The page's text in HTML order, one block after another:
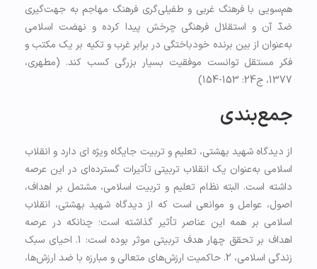
هم‌سویی با فرهنگ غربی و طفیلی‌گری فرهنگ مهاجم به جهت‌گیری
ضدّ آن و استقلال فرهنگی چرخش پیدا کرده و نهضت اسلامی
به‌عنوان از بین برنده خودباختگی در برابر غرب و تکیه بر یک مکتب و
فکر مستقل توانست موفقیت بسیار بزرگی کسب کند. (مطهری،
1377، ج24: 153-154)
جمع‌بندی
از دیدگاه شهید بهشتی، تعلیم و تربیت جایگاه ویژه ای دارد و انقلاب
اسلامی به‌عنوان یک انقلاب تربیتی تأثیرات گسترده‌ای در این عرصه
داشته است. البته نظام تعلیم و تربیت اسلامی، مشتمل بر اهداف،
اصول، عوامل و موانعی است که از دیدگاه شهید بهشتی، انقلاب
اسلامی بر همه این عناصر تأثیر گذاشته است؛ چنانکه در عرصه
اهداف بر تحقق چهار هدف تربیتی موثر بوده است: 1. احیای سبک
زندگی اسلامی، 2. حاکمیت ارزش‌های متعالی و مبارزه با ضد ارزش‌ها،